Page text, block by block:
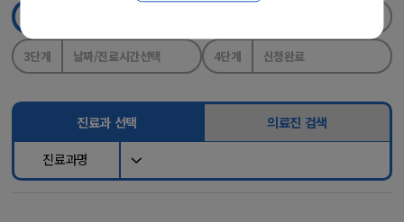
3단계 날짜/진료시간선택 4단계 신청완료
진료과 선택 의료진 검색
진료과명